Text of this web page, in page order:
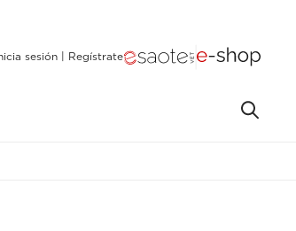
sesión | Regístrate